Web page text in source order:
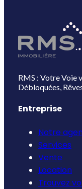
RMS : Votre Voie
Débloquées,
Entreprise
Notre
Services
Vente
Location
Trouvez